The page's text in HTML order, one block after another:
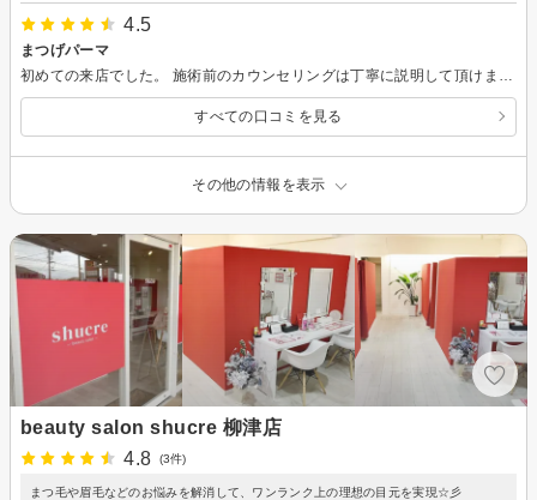
4.5
まつげパーマ
すべての口コミを見る
その他の情報を表示
beauty salon shucre 柳津店
4.8
(3件)
まつ毛や眉毛などのお悩みを解消して、ワンランク上の理想の目元を実現☆彡